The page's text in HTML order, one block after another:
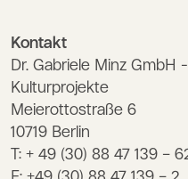
Kontakt
Dr. Gabriele Minz GmbH
Kulturprojekte
Meierottostraße 6
10719 Berlin
T: + 49 (30) 88 47 139 –